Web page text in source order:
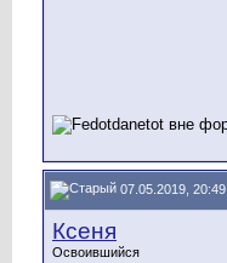
07.05.2019, 20:49
Ксеня
Освоившийся